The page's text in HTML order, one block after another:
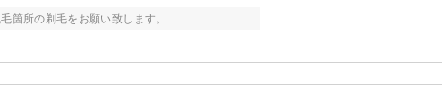
箇所の剃毛をお願い致します。